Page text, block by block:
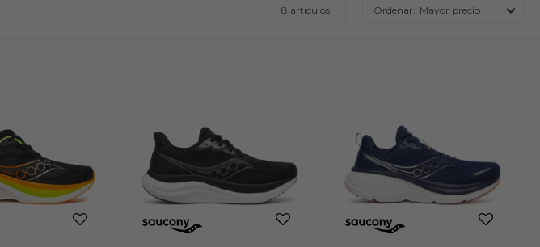
8 artículos Mayor precio